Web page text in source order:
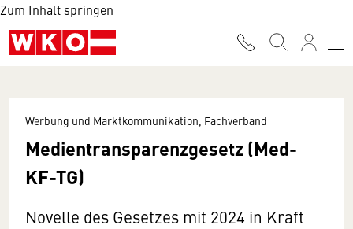
Zum Inhalt springen
Werbung und Marktkommunikation, Fachverband
Medientransparenzgesetz (Med-
KF-TG)
Novelle des Gesetzes mit 2024 in Kraft